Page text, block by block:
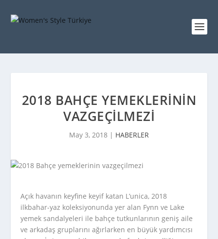
2018 BAHÇE YEMEKLERININ
VAZGEÇILMEZI
May 3, 2018 | HABERLER
Açık havanın keyfine keyif katan L’unica, 2018
ilkbahar-yaz koleksiyonunda yer alan Fynn ve Lake
yemek sandalyeleri ile bahçe tutkunlarının geniş aile
ve arkadaş gruplarını ağırlarken en büyük yardımcısı